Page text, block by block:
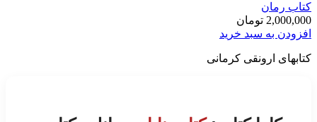
کتاب رمان
2,000,000 تومان
افزودن به سبد خرید
کتابهای ارونقی کرمانی